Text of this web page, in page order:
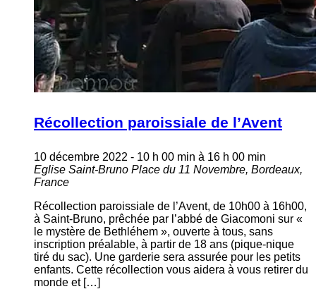
Récollection paroissiale de l’Avent
10 décembre 2022 - 10 h 00 min à 16 h 00 min
Eglise Saint-Bruno Place du 11 Novembre, Bordeaux,
France
Récollection paroissiale de l’Avent, de 10h00 à 16h00,
à Saint-Bruno, prêchée par l’abbé de Giacomoni sur «
le mystère de Bethléhem », ouverte à tous, sans
inscription préalable, à partir de 18 ans (pique-nique
tiré du sac). Une garderie sera assurée pour les petits
enfants. Cette récollection vous aidera à vous retirer du
monde et […]